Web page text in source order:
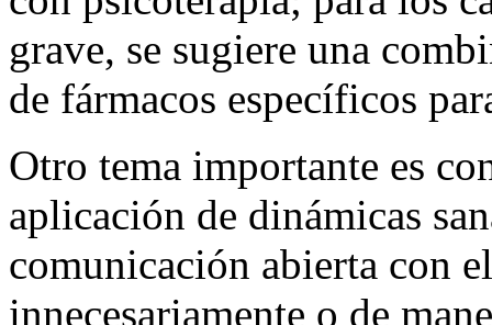
grave, se sugiere una
de fármacos específicos
Otro tema importante es
aplicación de dinámicas
comunicación abierta con
innecesariamente o de